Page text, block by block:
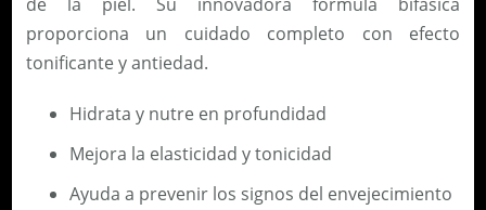
de la piel. Su innovadora fórmula bifásica
proporciona un cuidado completo con efecto
tonificante y antiedad.
Hidrata y nutre en profundidad
Mejora la elasticidad y tonicidad
Ayuda a prevenir los signos del envejecimiento